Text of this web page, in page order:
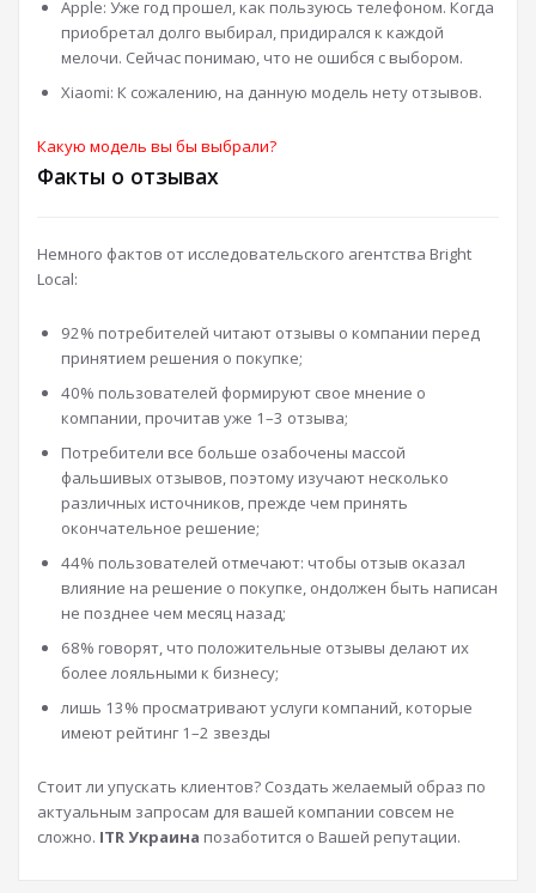
Apple: Уже год прошел, как пользуюсь телефоном. Когда
приобретал долго выбирал, придирался к каждой
мелочи. Сейчас понимаю, что не ошибся с выбором.
Xiaomi: К сожалению, на данную модель нету отзывов.
Какую модель вы бы выбрали?
Факты о отзывах
Немного фактов от исследовательского агентства Bright
Local:
92% потребителей читают отзывы о компании перед
принятием решения о покупке;
40% пользователей формируют свое мнение о
компании, прочитав уже 1–3 отзыва;
Потребители все больше озабочены массой
фальшивых отзывов, поэтому изучают несколько
различных источников, прежде чем принять
окончательное решение;
44% пользователей отмечают: чтобы отзыв оказал
влияние на решение о покупке, ондолжен быть написан
не позднее чем месяц назад;
68% говорят, что положительные отзывы делают их
более лояльными к бизнесу;
лишь 13% просматривают услуги компаний, которые
имеют рейтинг 1–2 звезды
Стоит ли упускать клиентов? Создать желаемый образ по
актуальным запросам для вашей компании совсем не
сложно. ITR Украина позаботится о Вашей репутации.